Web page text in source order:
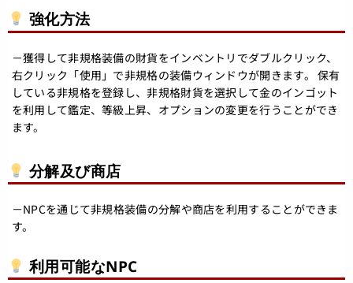
強化方法
－獲得して非規格装備の財貨をインベントリでダブルクリック、
右クリック「使用」で非規格の装備ウィンドウが開きます。 保有
している非規格を登録し、非規格財貨を選択して金のインゴット
を利用して鑑定、等級上昇、オプションの変更を行うことができ
ます。
分解及び商店
－NPCを通じて非規格装備の分解や商店を利用することができま
す。
利用可能なNPC